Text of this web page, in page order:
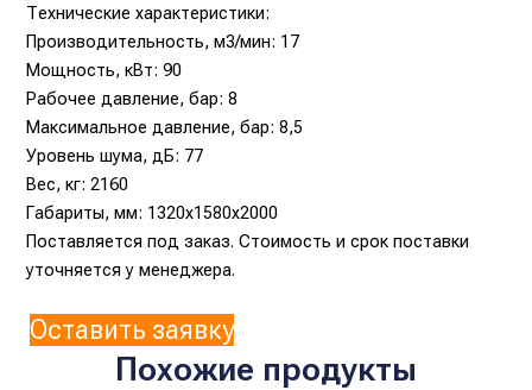
Технические характеристики:
Производительность, м3/мин: 17
Мощность, кВт: 90
Рабочее давление, бар: 8
Максимальное давление, бар: 8,5
Уровень шума, дБ: 77
Вес, кг: 2160
Габариты, мм: 1320x1580x2000
Поставляется под заказ. Стоимость и срок поставки
уточняется у менеджера.
Оставить заявку
Похожие продукты